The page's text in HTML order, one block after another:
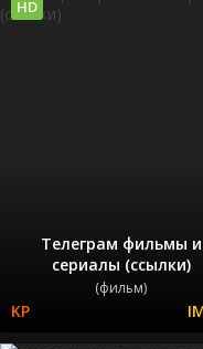
Телеграм фильмы и
сериалы (ссылки)
(фильм)
HD